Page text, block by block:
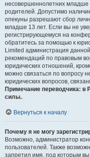
несовершеннолетних младше
родителей. Допустимо
опекуны разрешают сбор
младше 13 лет. Если вы не
регистрирующемуся на
обратитесь за помощью к
Limited администрация
рекомендаций по правовым
юридических отношений,
можно связаться по вопросу
юридических вопросов,
Примечание переводчика: в
силы..
Вернуться к началу
Почему я не могу
Возможно, администратор
пользователей. Также
запретил имя, под которым